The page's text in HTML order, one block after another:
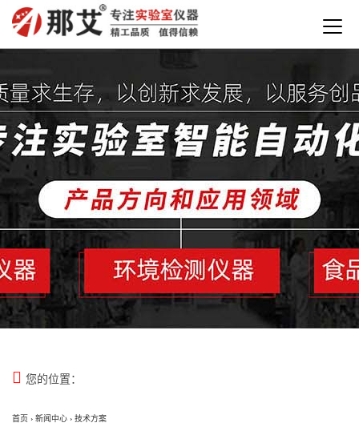
 您的位置：
首页 › 新闻中心 › 技术方案